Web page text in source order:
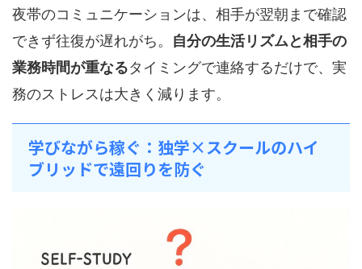
夜帯のコミュニケーションは、相手が翌朝まで確認
できず往復が遅れがち。 自分の生活リズムと相手の
業務時間が重なるタイミングで連絡するだけで、実
務のストレスは大きく減ります。
学びながら稼ぐ：独学×スクールのハイ
ブリッドで遠回りを防ぐ